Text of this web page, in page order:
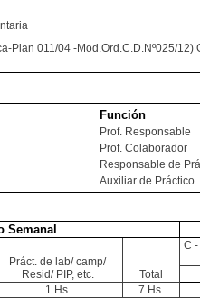
Plan 011/04 -Mod.Ord.C.D.Nº025/
Función
Prof. Responsable
Prof. Colaborador
Responsable de
Auxiliar de Práctico
Semanal
Práct. de lab/ camp/
Resid/ PIP, etc.
Total
C
1 Hs. 7 Hs.